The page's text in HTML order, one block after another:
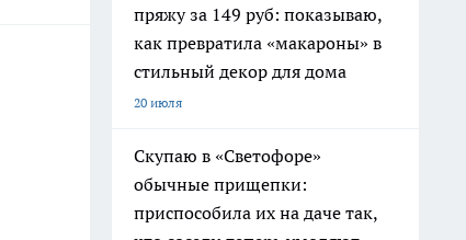
пряжу за 149 руб: показываю,
как превратила «макароны» в
стильный декор для дома
20 июля
Скупаю в «Светофоре»
обычные прищепки:
приспособила их на даче так,